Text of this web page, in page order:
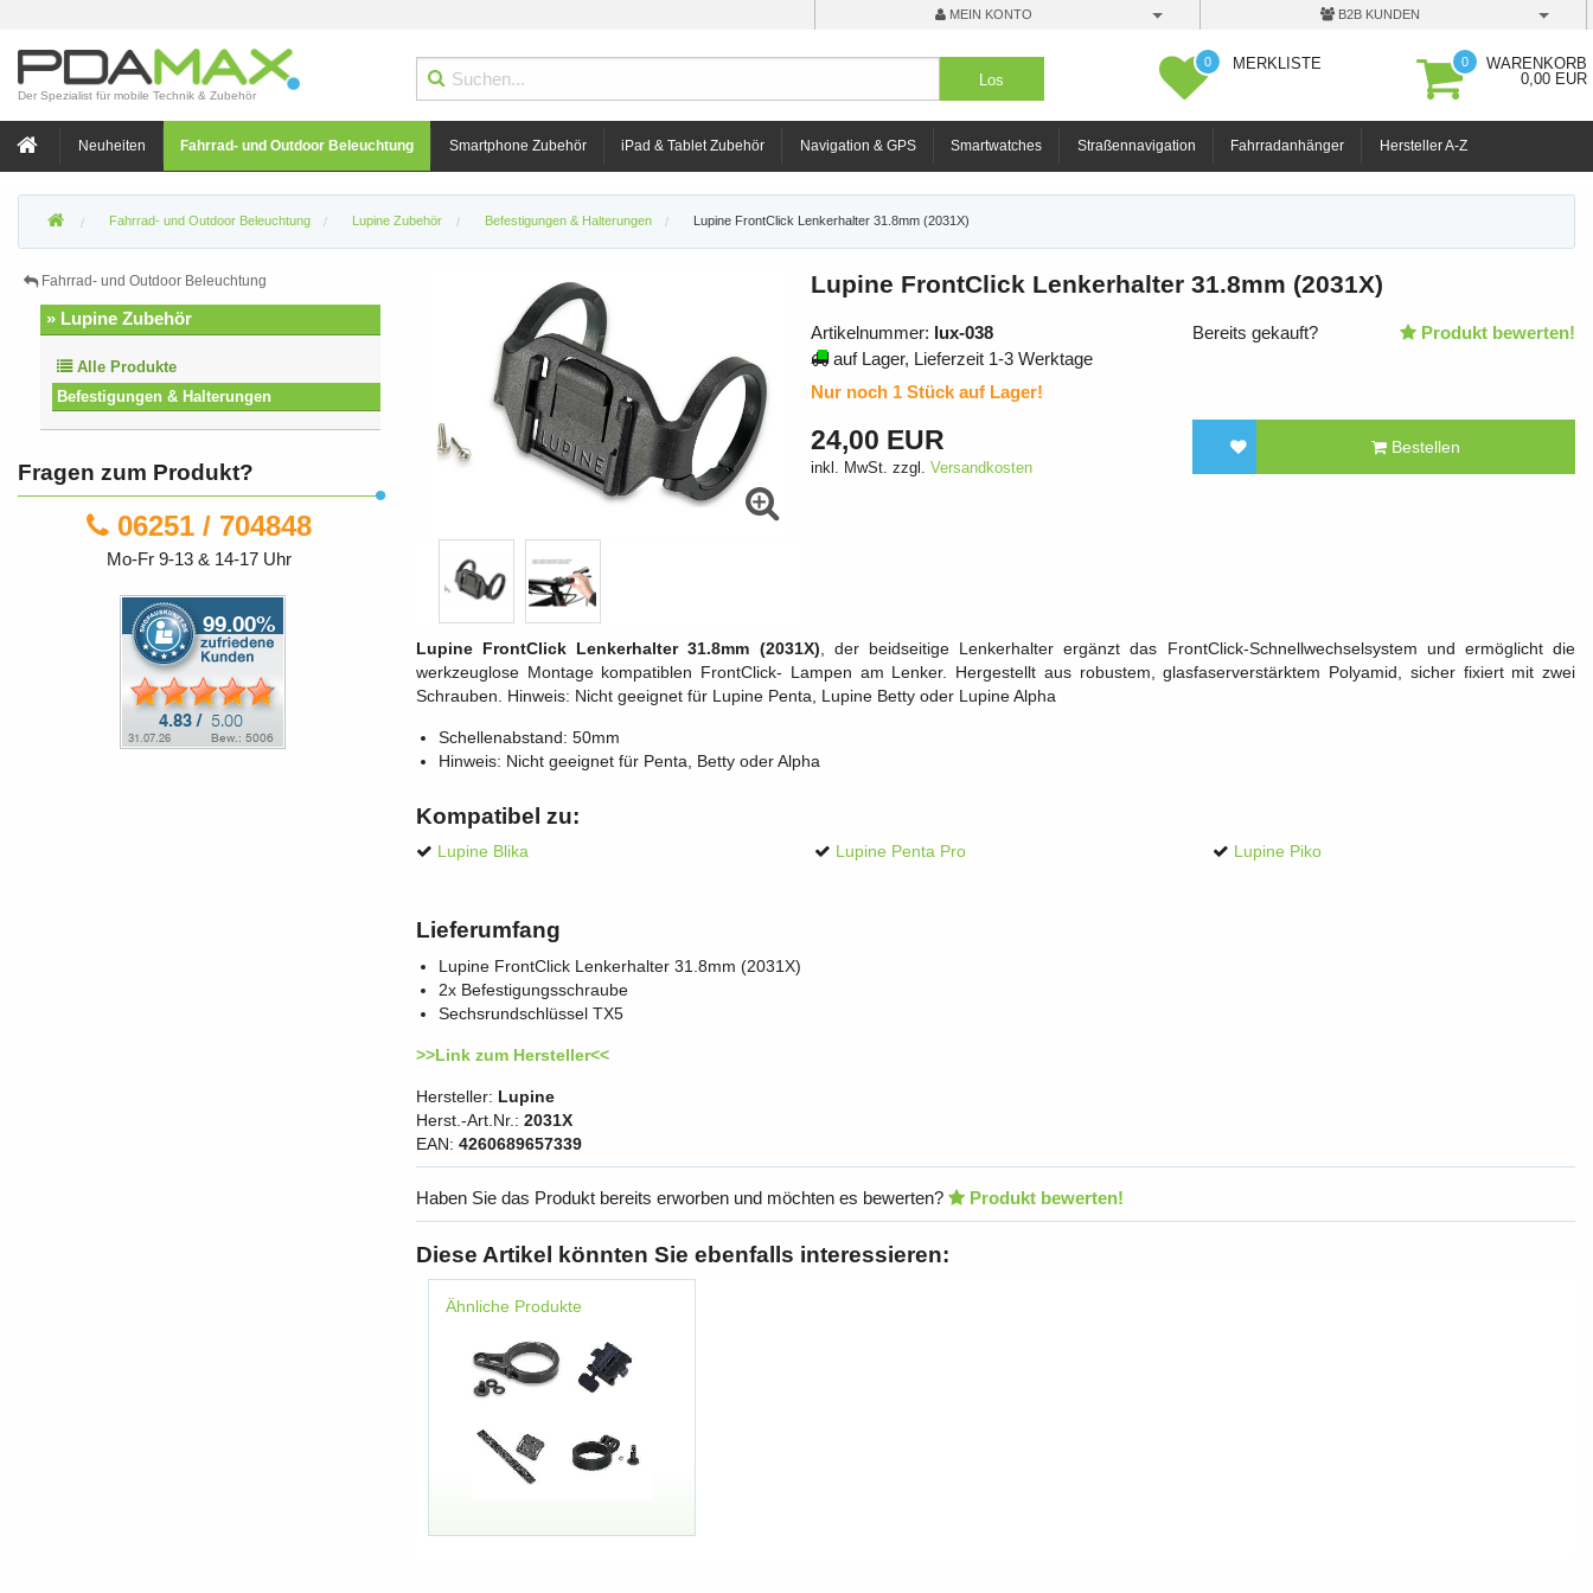
MEIN KONTO B2B KUNDEN
Der Spezialist für mobile Technik & Zubehör
0 MERKLISTE 0
WARENKORB
0,00 EUR
Neuheiten Fahrrad- und Outdoor Beleuchtung Smartphone Zubehör iPad & Tablet Zubehör Navigation & GPS Smartwatches Straßennavigation Fahrradanhänger Hersteller A-Z
Fahrrad- und Outdoor Beleuchtung Lupine Zubehör Befestigungen & Halterungen Lupine FrontClick Lenkerhalter 31.8mm (2031X)
Lupine FrontClick Lenkerhalter 31.8mm (2031X)
Artikelnummer: lux-038
auf Lager, Lieferzeit 1-3 Werktage
Nur noch 1 Stück auf Lager!
Bereits gekauft? Produkt bewerten!
24,00 EUR
inkl. MwSt. zzgl. Versandkosten
Bestellen
Lupine FrontClick Lenkerhalter 31.8mm (2031X) , der beidseitige Lenkerhalter ergänzt das FrontClick-Schnellwechselsystem und ermöglicht die
werkzeuglose Montage kompatiblen FrontClick- Lampen am Lenker. Hergestellt aus robustem, glasfaserverstärktem Polyamid, sicher fixiert mit zwei
Schrauben. Hinweis: Nicht geeignet für Lupine Penta, Lupine Betty oder Lupine Alpha
Schellenabstand: 50mm
Hinweis: Nicht geeignet für Penta, Betty oder Alpha
Kompatibel zu:
Lupine Blika Lupine Penta Pro Lupine Piko
Lieferumfang
Lupine FrontClick Lenkerhalter 31.8mm (2031X)
2x Befestigungsschraube
Sechsrundschlüssel TX5
>>Link zum Hersteller<<
Hersteller: Lupine
Herst.-Art.Nr.: 2031X
EAN: 4260689657339
Haben Sie das Produkt bereits erworben und möchten es bewerten? Produkt bewerten!
Diese Artikel könnten Sie ebenfalls interessieren:
Ähnliche Produkte
Fahrrad- und Outdoor Beleuchtung
» Lupine Zubehör
Alle Produkte
Befestigungen & Halterungen
Fragen zum Produkt?
06251 / 704848
Mo-Fr 9-13 & 14-17 Uhr